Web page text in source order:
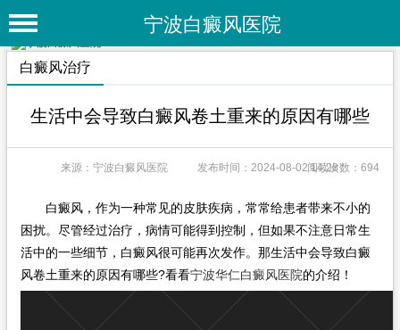
宁波白癜风医院
首 页
专家团队
特色疗法
白癜风常识
白癜风人群
白癜风治疗
生活中会导致白癜风卷土重来的原因有哪些
来源：宁波白癜风医院 发布时间：2024-08-02 14:28阅读次数：694
白癜风，作为一种常见的皮肤疾病，常常给患者带来不小的
困扰。尽管经过治疗，病情可能得到控制，但如果不注意日常生
活中的一些细节，白癜风很可能再次发作。那生活中会导致白癜
风卷土重来的原因有哪些?看看宁波华仁白癜风医院的介绍！